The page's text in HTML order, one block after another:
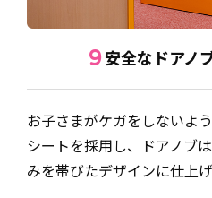
9安全なドアノ
お子さまがケガをしないよ
シートを採用し、ドアノブ
みを帯びたデザインに仕上げ